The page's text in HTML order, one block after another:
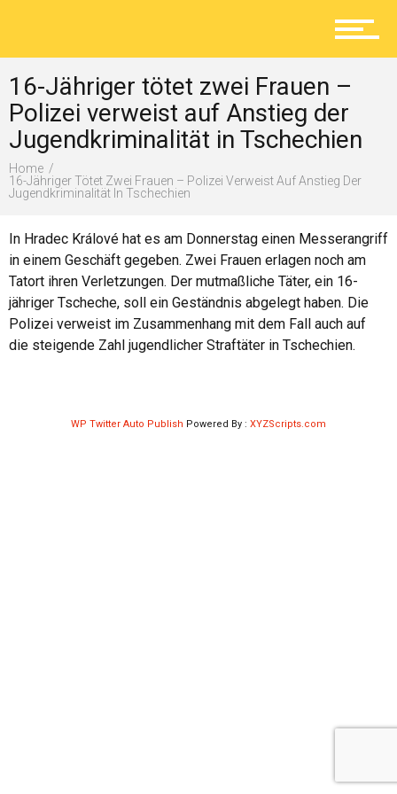
Lokal
Ratgeber
Service
Kolumne
16-Jähriger tötet zwei Frauen –
Polizei verweist auf Anstieg der
Jugendkriminalität in Tschechien
Home
16-Jähriger Tötet Zwei Frauen – Polizei Verweist Auf Anstieg Der
Jugendkriminalität In Tschechien
In Hradec Králové hat es am Donnerstag einen Messerangriff
in einem Geschäft gegeben. Zwei Frauen erlagen noch am
Tatort ihren Verletzungen. Der mutmaßliche Täter, ein 16-
jähriger Tscheche, soll ein Geständnis abgelegt haben. Die
Polizei verweist im Zusammenhang mit dem Fall auch auf
die steigende Zahl jugendlicher Straftäter in Tschechien.
WP Twitter Auto Publish Powered By : XYZScripts.com